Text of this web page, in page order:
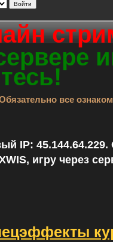
все
IP: 45.144.64.229.
игру через